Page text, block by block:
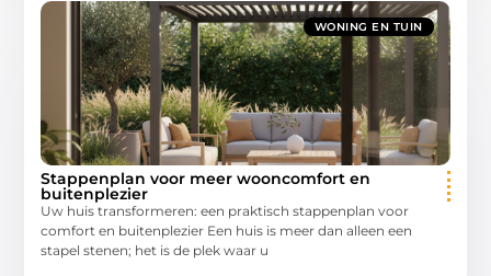
WONING EN TUIN
Stappenplan voor meer wooncomfort en
buitenplezier
Uw huis transformeren: een praktisch stappenplan voor
comfort en buitenplezier Een huis is meer dan alleen een
stapel stenen; het is de plek waar u